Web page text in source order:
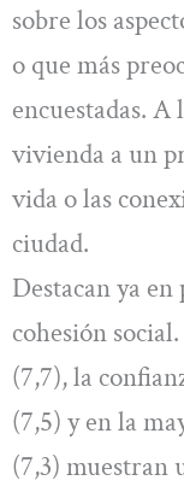
sobre los
o que más
encuestadas. A
vivienda a un
vida o las
ciudad.
Destacan ya
cohesión
(7,7), la
(7,5) y en la
(7,3) muestran